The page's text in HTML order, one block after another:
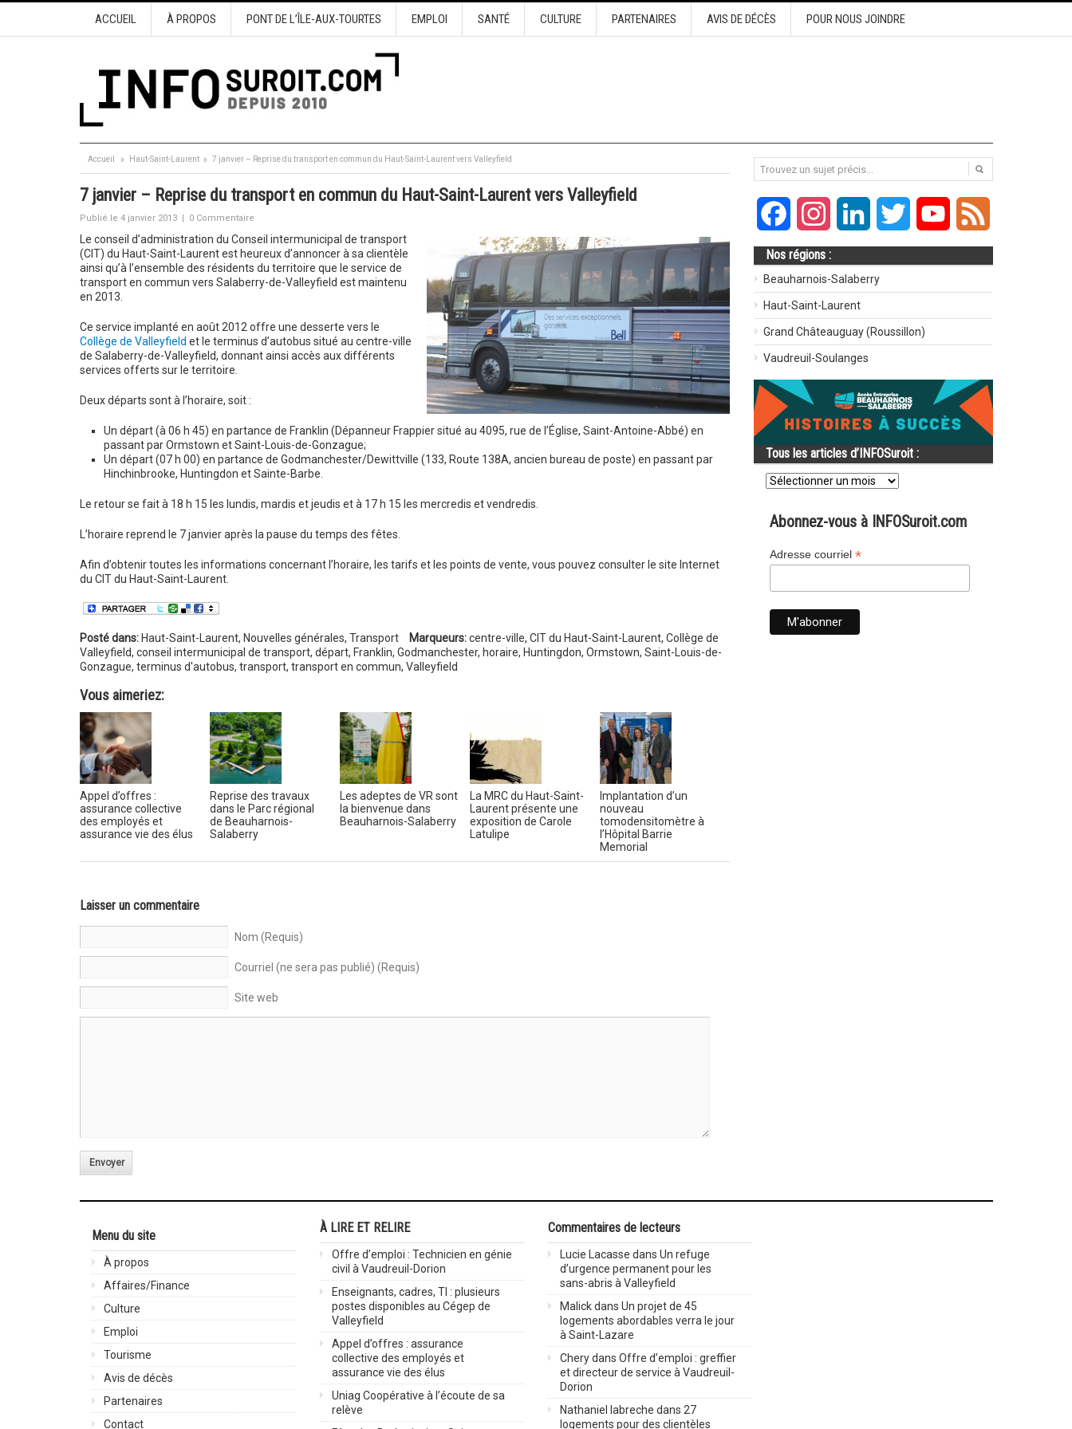
ACCUEIL À PROPOS PONT DE L’ÎLE-AUX-TOURTES EMPLOI SANTÉ CULTURE PARTENAIRES AVIS DE DÉCÈS POUR NOUS JOINDRE
Accueil Haut-Saint-Laurent 7 janvier – Reprise du transport en commun du Haut-Saint-Laurent vers Valleyfield
7 janvier – Reprise du transport en commun du Haut-Saint-Laurent vers Valleyfield
Publié le 4 janvier 2013 | 0 Commentaire
Le conseil d’administration du Conseil intermunicipal de transport
(CIT) du Haut-Saint-Laurent est heureux d’annoncer à sa clientèle
ainsi qu’à l’ensemble des résidents du territoire que le service de
transport en commun vers Salaberry-de-Valleyfield est maintenu
en 2013.
Ce service implanté en août 2012 offre une desserte vers le
Collège de Valleyfield et le terminus d’autobus situé au centre-ville
de Salaberry-de-Valleyfield, donnant ainsi accès aux différents
services offerts sur le territoire.
Deux départs sont à l’horaire, soit :
Un départ (à 06 h 45) en partance de Franklin (Dépanneur Frappier situé au 4095, rue de l’Église, Saint-Antoine-Abbé) en
passant par Ormstown et Saint-Louis-de-Gonzague;
Un départ (07 h 00) en partance de Godmanchester/Dewittville (133, Route 138A, ancien bureau de poste) en passant par
Hinchinbrooke, Huntingdon et Sainte-Barbe.
Le retour se fait à 18 h 15 les lundis, mardis et jeudis et à 17 h 15 les mercredis et vendredis.
L’horaire reprend le 7 janvier après la pause du temps des fêtes.
Afin d’obtenir toutes les informations concernant l’horaire, les tarifs et les points de vente, vous pouvez consulter le site Internet
du CIT du Haut-Saint-Laurent.
Posté dans: Haut-Saint-Laurent, Nouvelles générales, Transport Marqueurs: centre-ville, CIT du Haut-Saint-Laurent, Collège de
Valleyfield, conseil intermunicipal de transport, départ, Franklin, Godmanchester, horaire, Huntingdon, Ormstown, Saint-Louis-de-
Gonzague, terminus d'autobus, transport, transport en commun, Valleyfield
Vous aimeriez:
Appel d’offres :
assurance collective
des employés et
assurance vie des élus
Reprise des travaux
dans le Parc régional
de Beauharnois-
Salaberry
Les adeptes de VR sont
la bienvenue dans
Beauharnois-Salaberry
La MRC du Haut-Saint-
Laurent présente une
exposition de Carole
Latulipe
Implantation d’un
nouveau
tomodensitomètre à
l’Hôpital Barrie
Memorial
Laisser un commentaire
Nom (Requis)
Courriel (ne sera pas publié) (Requis)
Site web
Envoyer
FacebookInstagramLinkedIn Twitter YouTube
Nos régions :
Beauharnois-Salaberry
Haut-Saint-Laurent
Grand Châteauguay (Roussillon)
Vaudreuil-Soulanges
Tous les articles d’INFOSuroit :
Tous
les
d’INFOSuroit
Abonnez-vous à INFOSuroit.com
Adresse courriel *
Menu du site
À propos
Affaires/Finance
Culture
Emploi
Tourisme
Avis de décès
Partenaires
Contact
À LIRE ET RELIRE
Offre d’emploi : Technicien en génie
civil à Vaudreuil-Dorion
Enseignants, cadres, TI : plusieurs
postes disponibles au Cégep de
Valleyfield
Appel d’offres : assurance
collective des employés et
assurance vie des élus
Uniag Coopérative à l’écoute de sa
relève
Commentaires de lecteurs
Lucie Lacasse dans Un refuge
d’urgence permanent pour les
sans-abris à Valleyfield
Malickdans Un projet de 45
logements abordables verra le jour
à Saint-Lazare
Cherydans Offre d’emploi : greffier
et directeur de service à Vaudreuil-
Dorion
Nathaniel labreche dans 27
logements pour des clientèles